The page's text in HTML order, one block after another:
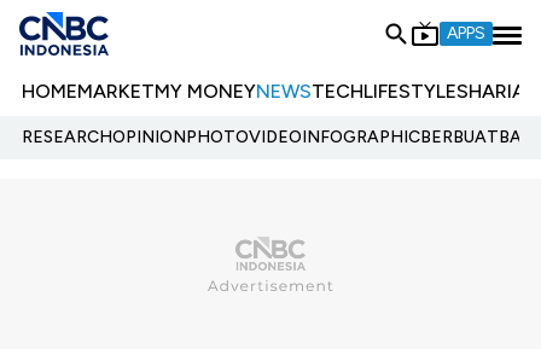
APPS
HOMEMARKETMY MONEYNEWSTECHLIFESTYLESHARIA
RESEARCHOPINIONPHOTOVIDEOINFOGRAPHIC